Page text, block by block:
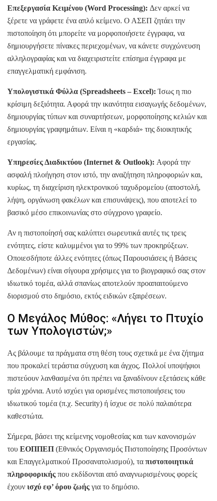
Επεξεργασία Κειμένου (Word Processing): Δεν αρκεί να
ξέρετε να γράφετε ένα απλό κείμενο. Ο ΑΣΕΠ ζητάει την
πιστοποίηση ότι μπορείτε να μορφοποιήσετε έγγραφα, να
δημιουργήσετε πίνακες περιεχομένων, να κάνετε συγχώνευση
αλληλογραφίας και να διαχειριστείτε επίσημα έγγραφα με
επαγγελματική εμφάνιση.
Υπολογιστικά Φύλλα (Spreadsheets – Excel): Ίσως η πιο
κρίσιμη δεξιότητα. Αφορά την ικανότητα εισαγωγής δεδομένων,
δημιουργίας τύπων και συναρτήσεων, μορφοποίησης κελιών και
δημιουργίας γραφημάτων. Είναι η «καρδιά» της διοικητικής
εργασίας.
Υπηρεσίες Διαδικτύου (Internet & Outlook): Αφορά την
ασφαλή πλοήγηση στον ιστό, την αναζήτηση πληροφοριών και,
κυρίως, τη διαχείριση ηλεκτρονικού ταχυδρομείου (αποστολή,
λήψη, οργάνωση φακέλων και επισυνάψεις), που αποτελεί το
βασικό μέσο επικοινωνίας στο σύγχρονο γραφείο.
Αν η πιστοποίησή σας καλύπτει σωρευτικά αυτές τις τρεις
ενότητες, είστε καλυμμένοι για το 99% των προκηρύξεων.
Οποιεσδήποτε άλλες ενότητες (όπως Παρουσιάσεις ή Βάσεις
Δεδομένων) είναι σίγουρα χρήσιμες για το βιογραφικό σας στον
ιδιωτικό τομέα, αλλά σπανίως αποτελούν προαπαιτούμενο
διορισμού στο δημόσιο, εκτός ειδικών εξαιρέσεων.
Ο Μεγάλος Μύθος: «Λήγει το Πτυχίο
των Υπολογιστών;»
Ας βάλουμε τα πράγματα στη θέση τους σχετικά με ένα ζήτημα
που προκαλεί τεράστια σύγχυση και άγχος. Πολλοί υποψήφιοι
πιστεύουν λανθασμένα ότι πρέπει να ξαναδίνουν εξετάσεις κάθε
τρία χρόνια. Αυτό ισχύει για ορισμένες πιστοποιήσεις του
ιδιωτικού τομέα (π.χ. Security) ή ίσχυε σε πολύ παλαιότερα
καθεστώτα.
Σήμερα, βάσει της κείμενης νομοθεσίας και των κανονισμών
του ΕΟΠΠΕΠ (Εθνικός Οργανισμός Πιστοποίησης Προσόντων
και Επαγγελματικού Προσανατολισμού), τα πιστοποιητικά
πληροφορικής που εκδίδονται από αναγνωρισμένους φορείς
έχουν ισχύ εφ’ όρου ζωής για το δημόσιο.